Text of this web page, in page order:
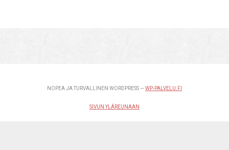
NOPEA JA TURVALLINEN WORDPRESS — WP-PALVELU.FI
SIVUN YLÄREUNAAN